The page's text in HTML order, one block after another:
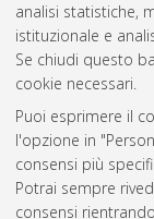
analisi statistiche,
istituzionale e
Se chiudi questo
cookie necessari.
Puoi esprimere il
l'opzione in
consensi più
Potrai sempre
consensi
Atom
Rss 1.0
Rss 2.0